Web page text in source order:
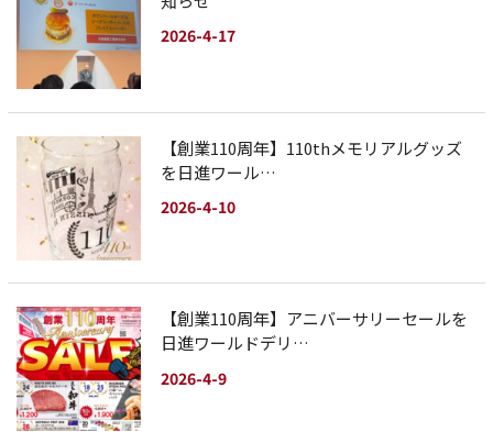
2026-4-17
【創業110周年】110thメモリアルグッズ
を日進ワール…
2026-4-10
【創業110周年】アニバーサリーセールを
日進ワールドデリ…
2026-4-9